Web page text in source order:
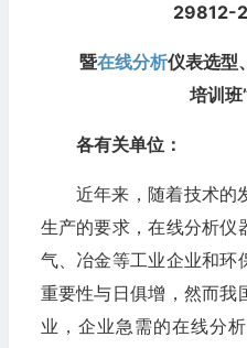
29812-
暨在线分析仪表选型
培训班
各有关单位：
近年来，随着技术的
生产的要求，在线分析仪
气、冶金等工业企业和环
重要性与日俱增，然而我
业，企业急需的在线分